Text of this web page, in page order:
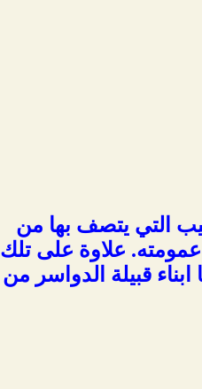
التي يتصف بها من
عمومته. علاوة على تلك
قبيلة الدواسر من